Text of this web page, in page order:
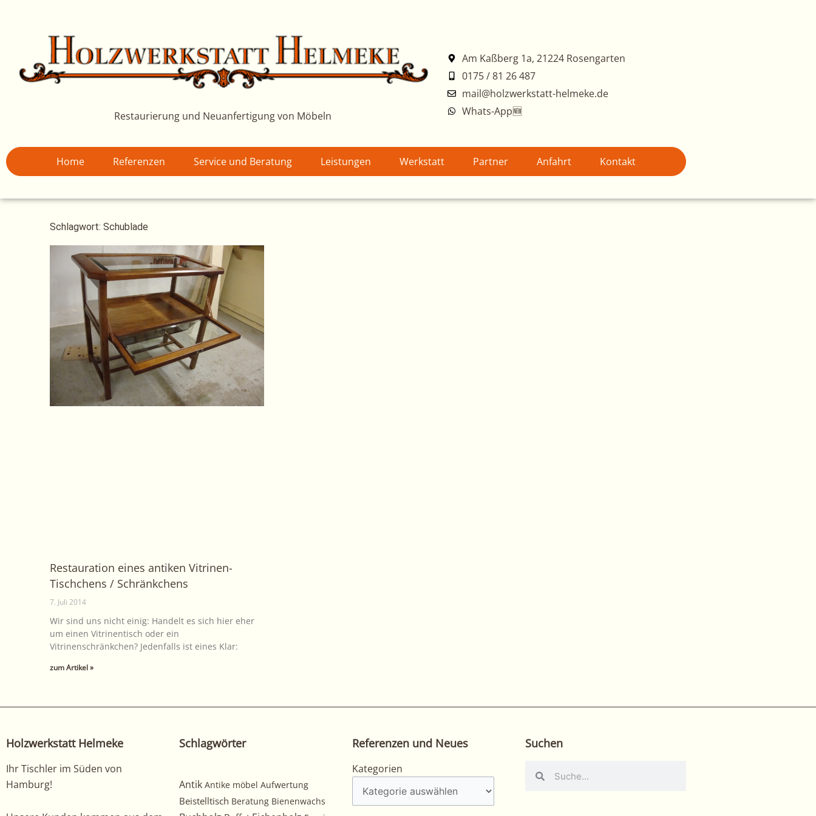
Restaurierung und Neuanfertigung von Möbeln
Am Kaßberg 1a, 21224 Rosengarten
0175 / 81 26 487
mail@holzwerkstatt-helmeke.de
Whats-App🆕
Home Referenzen Service und Beratung Leistungen Werkstatt Partner Anfahrt Kontakt
Schlagwort: Schublade
Restauration eines antiken Vitrinen-
Tischchens / Schränkchens
7. Juli 2014
Wir sind uns nicht einig: Handelt es sich hier eher
um einen Vitrinentisch oder ein
Vitrinenschränkchen? Jedenfalls ist eines Klar:
zum Artikel »
Holzwerkstatt Helmeke
Ihr Tischler im Süden von
Hamburg!
Schlagwörter
Antik Antike möbel Aufwertung
Beistelltisch Beratung Bienenwachs
Referenzen und Neues
Kategorien
Kategorien
Suchen